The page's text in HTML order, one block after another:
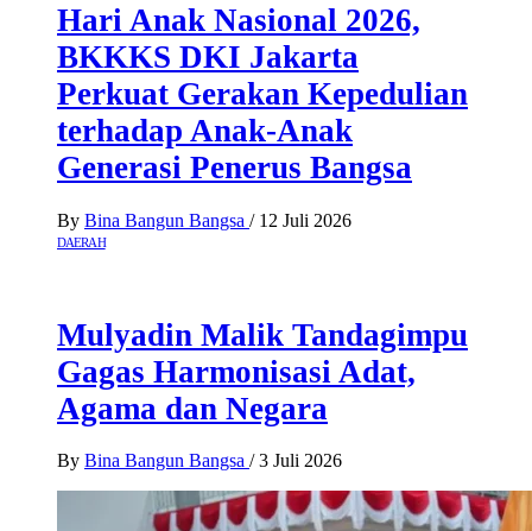
Hari Anak Nasional 2026,
BKKKS DKI Jakarta
Perkuat Gerakan Kepedulian
terhadap Anak-Anak
Generasi Penerus Bangsa
By Bina Bangun Bangsa / 12 Juli 2026
DAERAH
Mulyadin Malik Tandagimpu
Gagas Harmonisasi Adat,
Agama dan Negara
By Bina Bangun Bangsa / 3 Juli 2026